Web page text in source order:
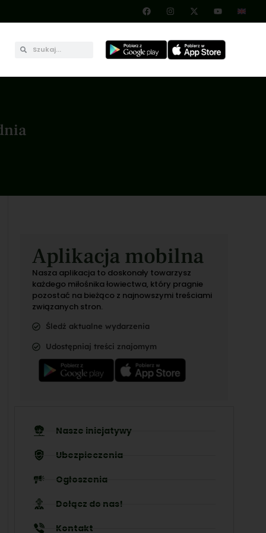
Aplikacja mobilna
Nasza aplikacja to doskonały towarzysz
każdego miłośnika łowiectwa, który pragnie
pozostać na bieżąco z najnowszymi treściami
związanych stron.
Śledź aktualne wydarzenia
Udostępniaj treści znajomym
Nasze inicjatywy
Ubezpieczenia
Ogłoszenia
Dołącz do nas!
Kontakt